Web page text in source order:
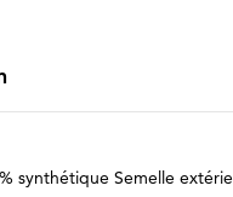
synthétique Semelle